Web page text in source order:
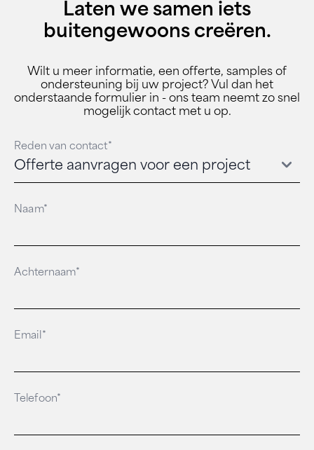
Laten we samen iets
buitengewoons creëren.
Wilt u meer informatie, een offerte, samples of
ondersteuning bij uw project? Vul dan het
onderstaande formulier in - ons team neemt zo snel
mogelijk contact met u op.
Reden van contact*
Naam*
Achternaam*
Email*
Telefoon*